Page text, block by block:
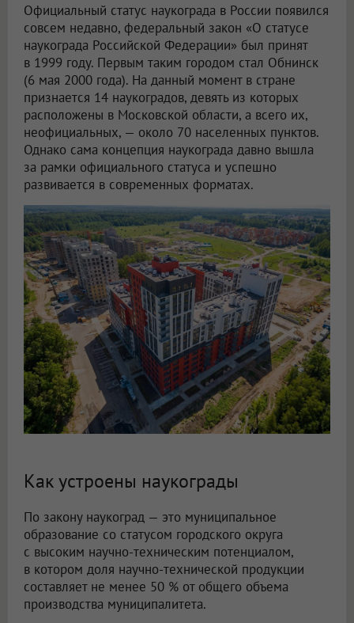
Официальный статус наукограда в России появился
совсем недавно, федеральный закон «О статусе
наукограда Российской Федерации» был принят
в 1999 году. Первым таким городом стал Обнинск
(6 мая 2000 года). На данный момент в стране
признается 14 наукоградов, девять из которых
расположены в Московской области, а всего их,
неофициальных, — около 70 населенных пунктов.
Однако сама концепция наукограда давно вышла
за рамки официального статуса и успешно
развивается в современных форматах.
Как устроены наукограды
По закону наукоград — это муниципальное
образование со статусом городского округа
с высоким научно-техническим потенциалом,
в котором доля научно-технической продукции
составляет не менее 50 % от общего объема
производства муниципалитета.